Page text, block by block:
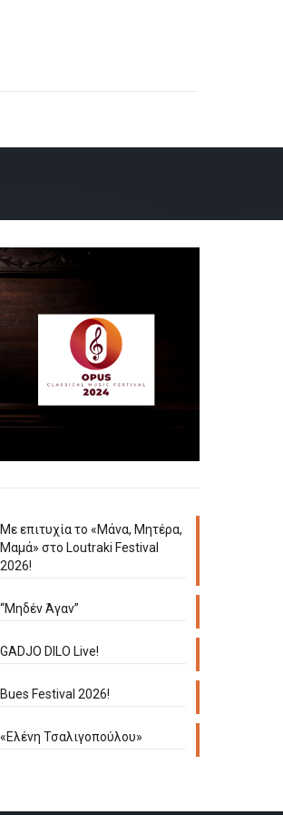
Με επιτυχία το «Μάνα, Μητέρα,
Μαμά» στο Loutraki Festival
2026!
“Μηδέν Άγαν”
GADJO DILO Live!
Bues Festival 2026!
«Ελένη Τσαλιγοπούλου»